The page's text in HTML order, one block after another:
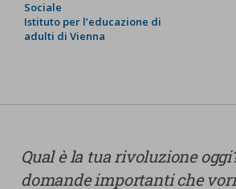
Sociale
Istituto per l’educazione di
adulti di Vienna
Qual è la tua rivoluzione
domande importanti che